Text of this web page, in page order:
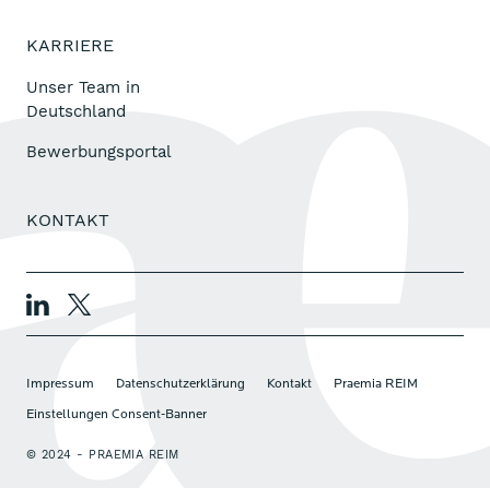
KARRIERE
Unser Team in
Deutschland
Bewerbungsportal
KONTAKT
Impressum Datenschutzerklärung Kontakt Praemia REIM
Einstellungen Consent-Banner
© 2024 - PRAEMIA REIM